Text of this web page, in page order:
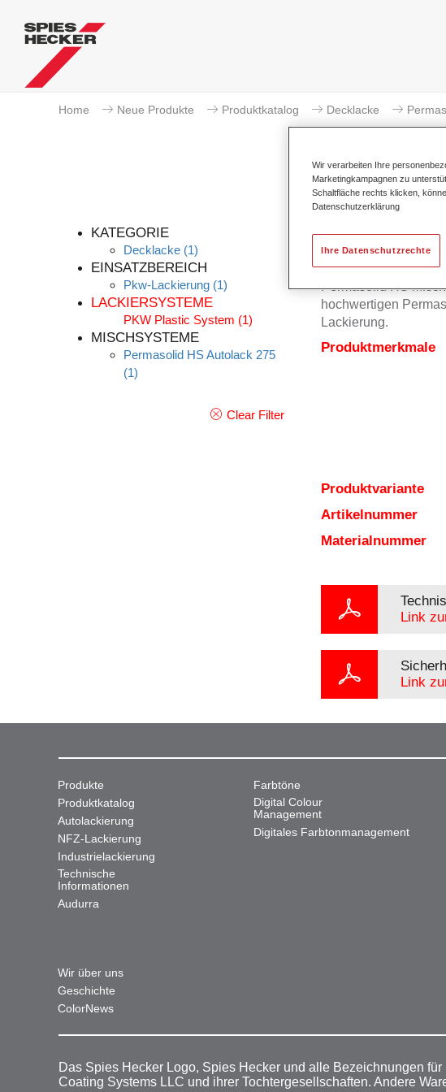
Home Neue Produkte Produktkatalog Decklacke
KATEGORIE
Decklacke (1)
EINSATZBEREICH
Pkw-Lackierung (1)
LACKIERSYSTEME
PKW Plastic System (1)
MISCHSYSTEME
Permasolid HS Autolack 275
(1)
Clear Filter
Permasolid HS
hochwertigen
Lackierung.
Produktmerkmale
Produktvariante
Artikelnummer
Materialnummer
Link
Link
Produkte
Produktkatalog
Autolackierung
NFZ-Lackierung
Industrielackierung
Technische
Informationen
Audurra
Farbtöne
Digital Colour
Management
Digitales Farbtonmanagement
Wir über uns
Geschichte
ColorNews
Das Spies Hecker Logo, Spies Hecker und alle Bezeichnungen
Coating Systems LLC und ihrer Tochtergesellschaften. Andere
Wir verarbeiten Ihre
Marketingkampagnen zu
Schaltfläche rechts klicken,
Datenschutzerklärung
Ihre Datenschutzrechte